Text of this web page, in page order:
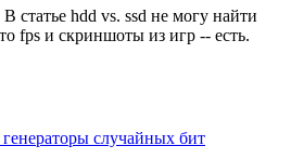
статье hdd vs. ssd не могу найти
fps и скриншоты из игр -- есть.
случайных бит